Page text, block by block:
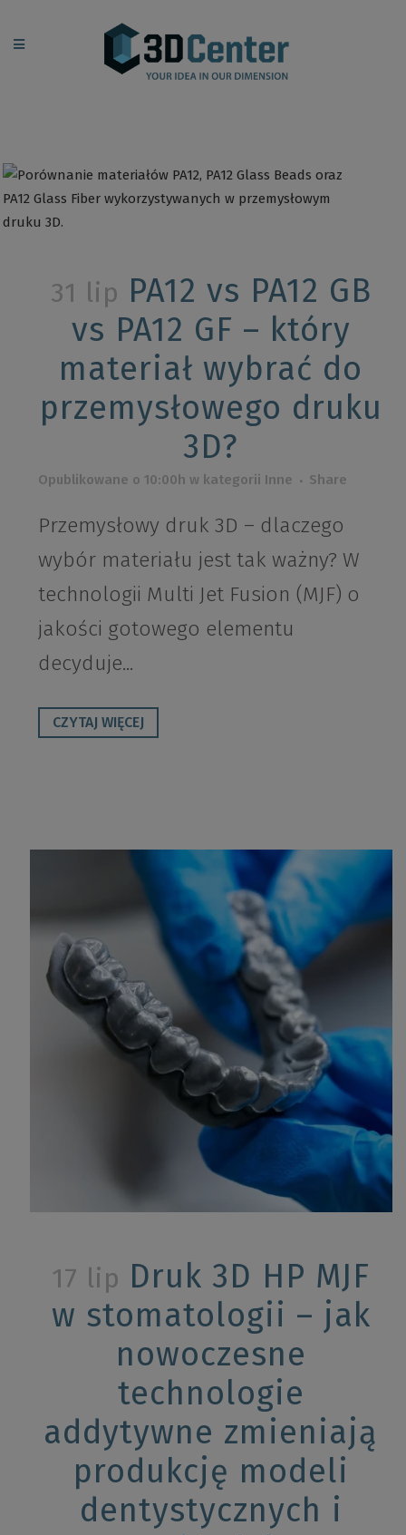
31 lip PA12 vs PA12 GB
vs PA12 GF – który
materiał wybrać do
przemysłowego druku
3D?
Opublikowane o 10:00h w kategorii Inne Share
Przemysłowy druk 3D – dlaczego
wybór materiału jest tak ważny? W
technologii Multi Jet Fusion (MJF) o
jakości gotowego elementu
decyduje...
CZYTAJ WIĘCEJ
17 lip Druk 3D HP MJF
w stomatologii – jak
nowoczesne
technologie
addytywne zmieniają
produkcję modeli
dentystycznych i